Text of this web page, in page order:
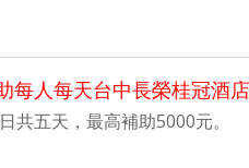
每人每天台中長榮桂冠酒
共五天，最高補助5000元。